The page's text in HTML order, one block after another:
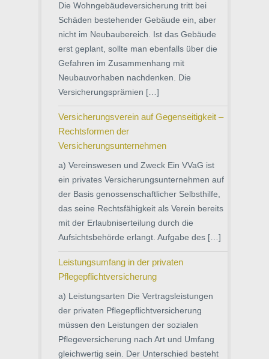
Die Wohngebäudeversicherung tritt bei
Schäden bestehender Gebäude ein, aber
nicht im Neubaubereich. Ist das Gebäude
erst geplant, sollte man ebenfalls über die
Gefahren im Zusammenhang mit
Neubauvorhaben nachdenken. Die
Versicherungsprämien […]
Versicherungsverein auf Gegenseitigkeit –
Rechtsformen der
Versicherungsunternehmen
a) Vereinswesen und Zweck Ein VVaG ist
ein privates Versicherungsunternehmen auf
der Basis genossenschaftlicher Selbsthilfe,
das seine Rechtsfähigkeit als Verein bereits
mit der Erlaubniserteilung durch die
Aufsichtsbehörde erlangt. Aufgabe des […]
Leistungsumfang in der privaten
Pflegepflichtversicherung
a) Leistungsarten Die Vertragsleistungen
der privaten Pflegepflichtversicherung
müssen den Leistungen der sozialen
Pflegeversicherung nach Art und Umfang
gleichwertig sein. Der Unterschied besteht